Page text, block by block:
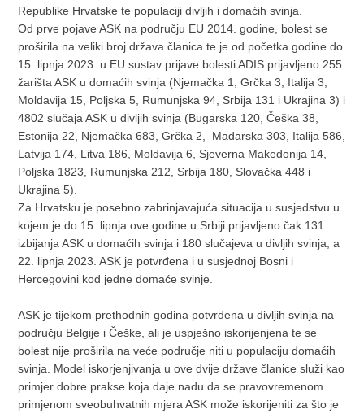
Republike Hrvatske te populaciji divljih i domaćih svinja.
Od prve pojave ASK na području EU 2014. godine, bolest se
proširila na veliki broj država članica te je od početka godine do
15. lipnja 2023. u EU sustav prijave bolesti ADIS prijavljeno 255
žarišta ASK u domaćih svinja (Njemačka 1, Grčka 3, Italija 3,
Moldavija 15, Poljska 5, Rumunjska 94, Srbija 131 i Ukrajina 3) i
4802 slučaja ASK u divljih svinja (Bugarska 120, Češka 38,
Estonija 22, Njemačka 683, Grčka 2, Mađarska 303, Italija 586,
Latvija 174, Litva 186, Moldavija 6, Sjeverna Makedonija 14,
Poljska 1823, Rumunjska 212, Srbija 180, Slovačka 448 i
Ukrajina 5).
Za Hrvatsku je posebno zabrinjavajuća situacija u susjedstvu u
kojem je do 15. lipnja ove godine u Srbiji prijavljeno čak 131
izbijanja ASK u domaćih svinja i 180 slučajeva u divljih svinja, a
22. lipnja 2023. ASK je potvrđena i u susjednoj Bosni i
Hercegovini kod jedne domaće svinje.
ASK je tijekom prethodnih godina potvrđena u divljih svinja na
području Belgije i Češke, ali je uspješno iskorijenjena te se
bolest nije proširila na veće područje niti u populaciju domaćih
svinja. Model iskorjenjivanja u ove dvije države članice služi kao
primjer dobre prakse koja daje nadu da se pravovremenom
primjenom sveobuhvatnih mjera ASK može iskorijeniti za što je